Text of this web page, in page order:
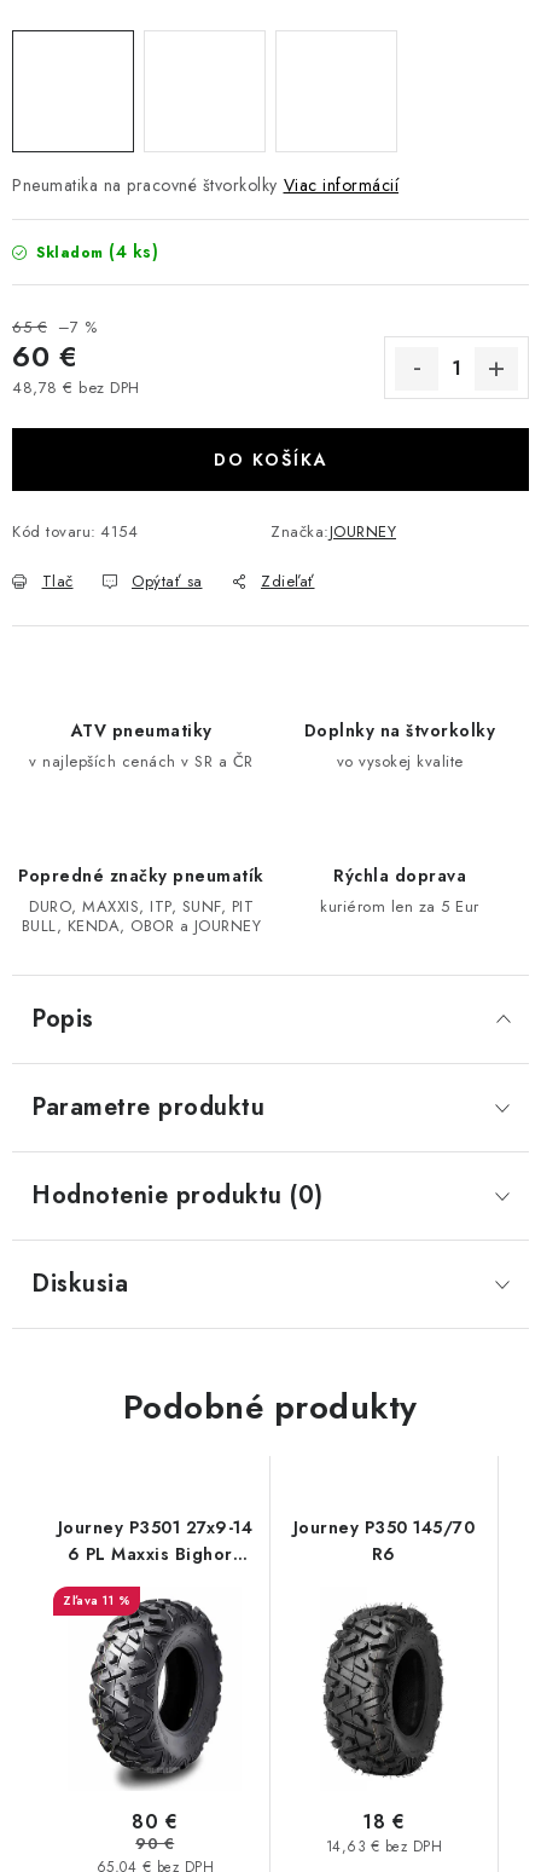
ŠTVORKOLKY
AKCIA
INÉ PRÍSLUŠENSTVO
YAMAHA GRIZZLY 550/660/700
SUZUKI KINGQUAD 700/750 LTA
CAN AM OUTLANDER 570/650/800/1000
CF MOTO 800/850 GLADIATOR X8
POLARIS SPORTSMAN RZR 1000
TGB BLADE 600/1000 LT LTX
SEGWAY SNARLER AT6 AT5
Podmienky ochrany osobných údajov
Všeobecné obchodné podmienky
Reklamačný poriadok - formulár
Kontakt
Pneumatika na pracovné štvorkolky Viac informácií
Skladom (4 ks)
65 € –7 %
60 €
48,78 € bez DPH
DO KOŠÍKA
Kód tovaru: 4154 Značka:JOURNEY
Tlač Opýtať sa Zdieľať
ATV pneumatiky
v najlepších cenách v SR a ČR
Doplnky na štvorkolky
vo vysokej kvalite
Popredné značky pneumatík
DURO, MAXXIS, ITP, SUNF, PIT
BULL, KENDA, OBOR a JOURNEY
Rýchla doprava
kuriérom len za 5 Eur
Popis
Parametre produktu
Hodnotenie produktu (0)
Diskusia
Podobné produkty
Journey P3501 27x9-14
6 PL Maxxis Bighorn
dezén
11 %
65,04 € bez DPH
80 €
90 €
Journey P350 145/70
R6
14,63 € bez DPH
18 €